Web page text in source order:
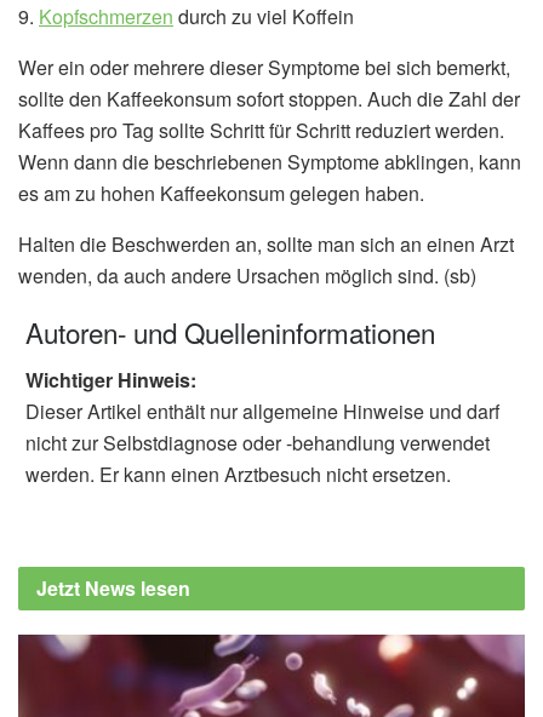
9. Kopfschmerzen durch zu viel Koffein
Wer ein oder mehrere dieser Symptome bei sich bemerkt,
sollte den Kaffeekonsum sofort stoppen. Auch die Zahl der
Kaffees pro Tag sollte Schritt für Schritt reduziert werden.
Wenn dann die beschriebenen Symptome abklingen, kann
es am zu hohen Kaffeekonsum gelegen haben.
Halten die Beschwerden an, sollte man sich an einen Arzt
wenden, da auch andere Ursachen möglich sind. (sb)
Autoren- und Quelleninformationen
Wichtiger Hinweis:
Dieser Artikel enthält nur allgemeine Hinweise und darf
nicht zur Selbstdiagnose oder -behandlung verwendet
werden. Er kann einen Arztbesuch nicht ersetzen.
Jetzt News lesen